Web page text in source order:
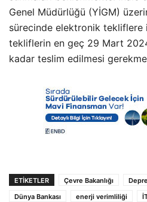
Genel Müdürlüğü (YİGM)
sürecinde elektronik tekliflere
tekliflerin en geç 29 Mart
kadar teslim edilmesi
ETIKETLER Çevre Bakanlığı
Dünya Bankası
enerji verimliliği